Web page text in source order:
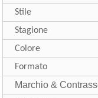
Stile
Stagione
Colore
Formato
Marchio &